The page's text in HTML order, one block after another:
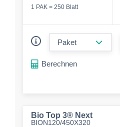
1 PAK = 250 Blatt
Berechnen
Bio Top 3® Next
BION120/450X320